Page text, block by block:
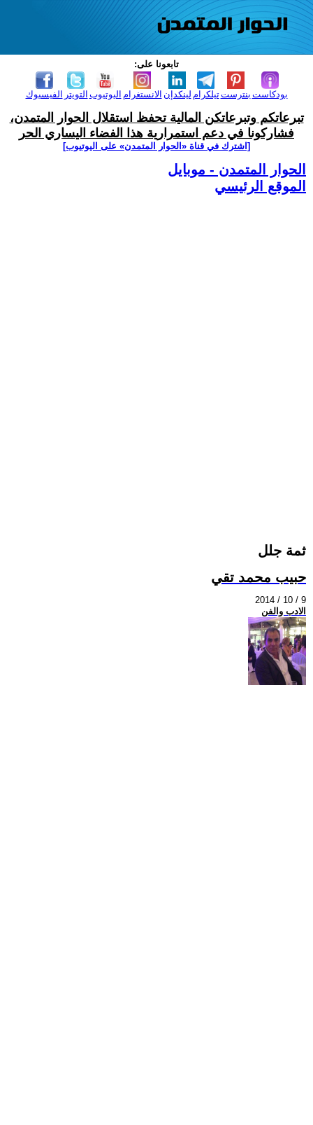
تابعونا على:
الفيسبوك التويتر اليوتيوب الانستغرام لينكدإن تيلكرامبنترست بودكاست
تبرعاتكم وتبرعاتكن المالية تحفظ استقلال الحوار المتمدن،
فشاركونا في دعم استمرارية هذا الفضاء اليساري الحر
[اشترك في قناة ‫«الحوار المتمدن» على اليوتيوب]
الحوار المتمدن - موبايل
الموقع الرئيسي
ثمة جلل
حبيب محمد تقي
2014 / 10 / 9
الادب والفن